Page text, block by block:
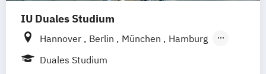
IU Duales Studium
Hannover Berlin München
Hamburg
Frankfurt am Main
Duales Studium